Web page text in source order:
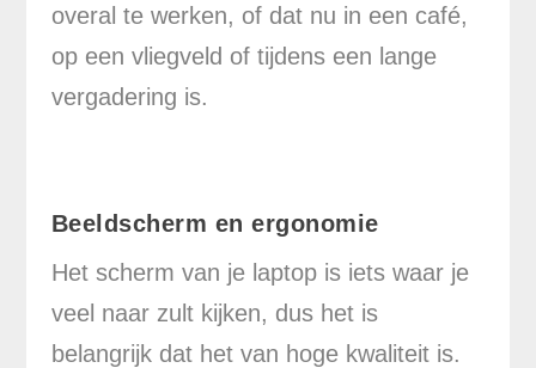
overal te werken, of dat nu in een café,
op een vliegveld of tijdens een lange
vergadering is.
Beeldscherm en ergonomie
Het scherm van je laptop is iets waar je
veel naar zult kijken, dus het is
belangrijk dat het van hoge kwaliteit is.